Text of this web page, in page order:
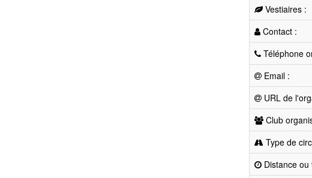
Vestiaires :
Contact :
Téléphone
Email :
URL de
Club
Type de
Distance ou